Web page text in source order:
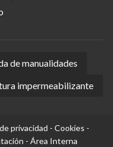
de manualidades
impermeabilizante
privacidad - Cookies -
- Área Interna